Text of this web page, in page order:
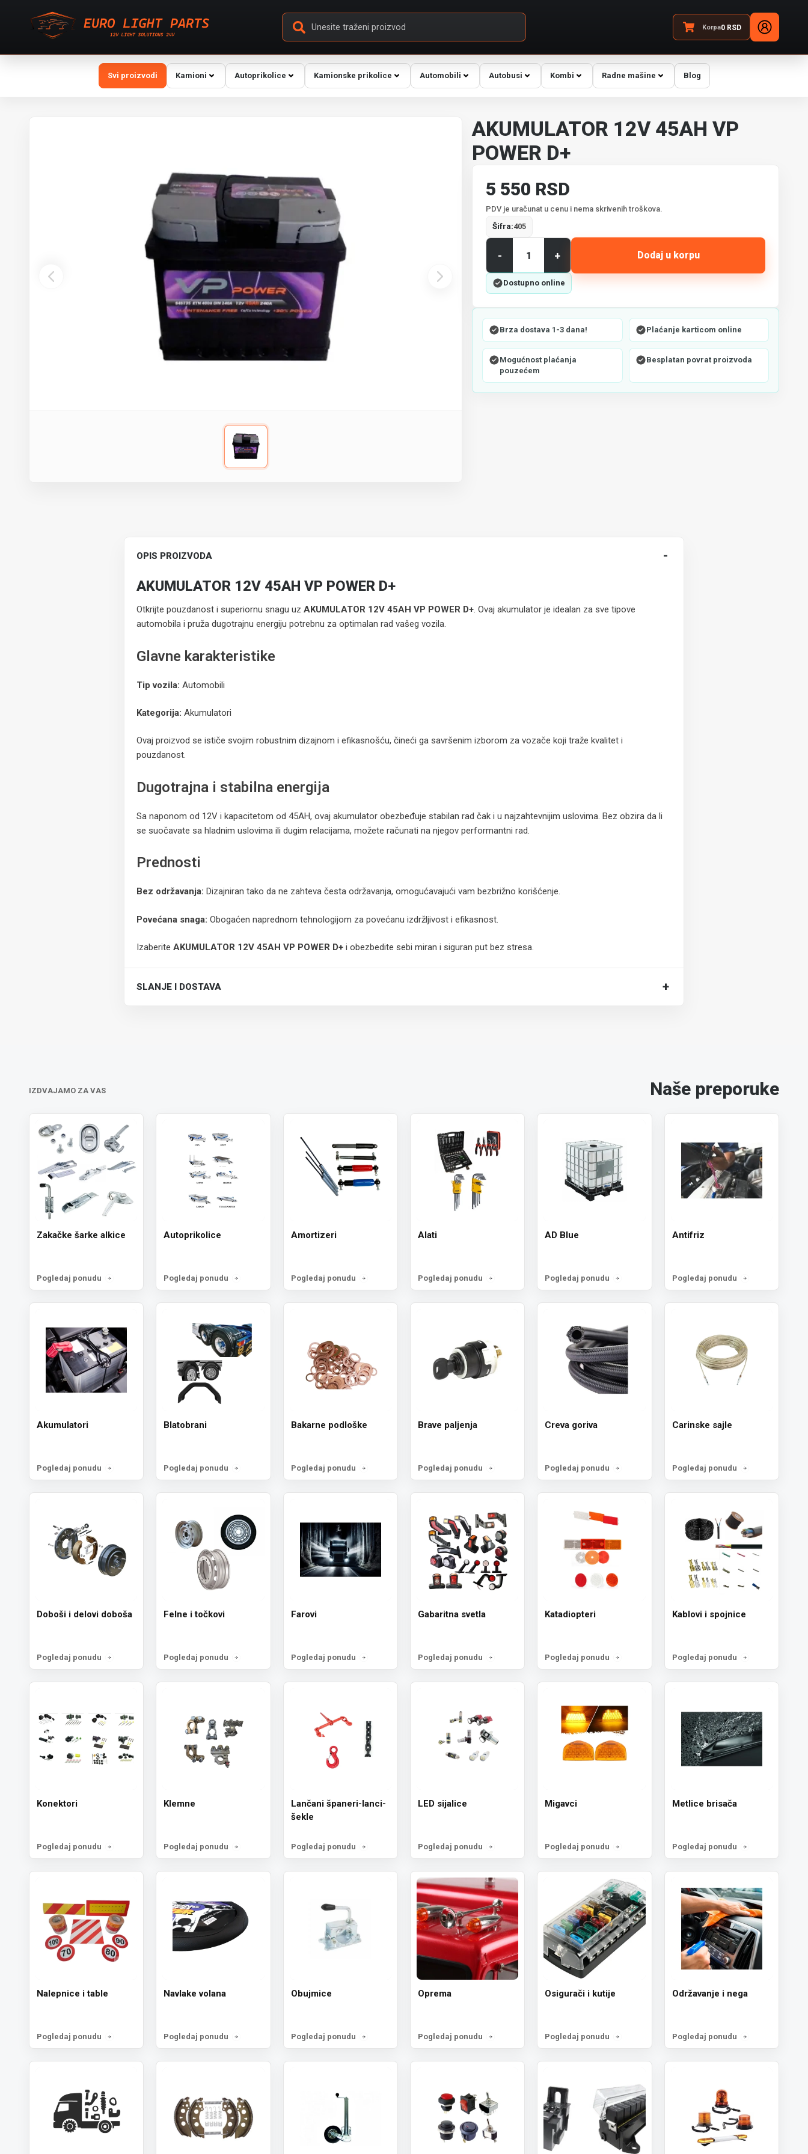
Korpa0RSD
Svi proizvodi Kamioni Autoprikolice Kamionske prikolice Automobili Autobusi Kombi Radne mašine Blog
AKUMULATOR 12V 45AH VP
POWER D+
5 550 RSD
PDV je uračunat u cenu i nema skrivenih troškova.
Šifra:405
- + Dodaj u korpu
Dostupno online
Brza dostava 1-3 dana! Plaćanje karticom online
Mogućnost plaćanja
pouzećem
Besplatan povrat proizvoda
OPIS PROIZVODA
AKUMULATOR 12V 45AH VP POWER D+
Otkrijte pouzdanost i superiornu snagu uz AKUMULATOR 12V 45AH VP POWER D+. Ovaj akumulator je idealan za sve tipove
automobila i pruža dugotrajnu energiju potrebnu za optimalan rad vašeg vozila.
Glavne karakteristike
Tip vozila: Automobili
Kategorija: Akumulatori
Ovaj proizvod se ističe svojim robustnim dizajnom i efikasnošću, čineći ga savršenim izborom za vozače koji traže kvalitet i
pouzdanost.
Dugotrajna i stabilna energija
Sa naponom od 12V i kapacitetom od 45AH, ovaj akumulator obezbeđuje stabilan rad čak i u najzahtevnijim uslovima. Bez obzira da li
se suočavate sa hladnim uslovima ili dugim relacijama, možete računati na njegov performantni rad.
Prednosti
Bez održavanja: Dizajniran tako da ne zahteva česta održavanja, omogućavajući vam bezbrižno korišćenje.
Povećana snaga: Obogaćen naprednom tehnologijom za povećanu izdržljivost i efikasnost.
Izaberite AKUMULATOR 12V 45AH VP POWER D+ i obezbedite sebi miran i siguran put bez stresa.
-
SLANJE I DOSTAVA +
IZDVAJAMO ZA VAS Naše preporuke
Zakačke šarke alkice
Pogledaj ponudu
Autoprikolice
Pogledaj ponudu
Amortizeri
Pogledaj ponudu
Alati
Pogledaj ponudu
AD Blue
Pogledaj ponudu
Antifriz
Pogledaj ponudu
Akumulatori
Pogledaj ponudu
Blatobrani
Pogledaj ponudu
Bakarne podloške
Pogledaj ponudu
Brave paljenja
Pogledaj ponudu
Creva goriva
Pogledaj ponudu
Carinske sajle
Pogledaj ponudu
Doboši i delovi doboša
Pogledaj ponudu
Felne i točkovi
Pogledaj ponudu
Farovi
Pogledaj ponudu
Gabaritna svetla
Pogledaj ponudu
Katadiopteri
Pogledaj ponudu
Kablovi i spojnice
Pogledaj ponudu
Konektori
Pogledaj ponudu
Klemne
Pogledaj ponudu
Lančani španeri-lanci-
šekle
Pogledaj ponudu
LED sijalice
Pogledaj ponudu
Migavci
Pogledaj ponudu
Metlice brisača
Pogledaj ponudu
Nalepnice i table
Pogledaj ponudu
Navlake volana
Pogledaj ponudu
Obujmice
Pogledaj ponudu
Oprema
Pogledaj ponudu
Osigurači i kutije
Pogledaj ponudu
Održavanje i nega
Pogledaj ponudu